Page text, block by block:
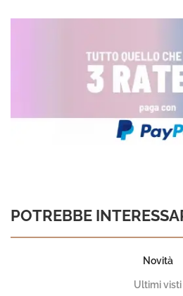
POTREBBE
Novità
Ultimi visti